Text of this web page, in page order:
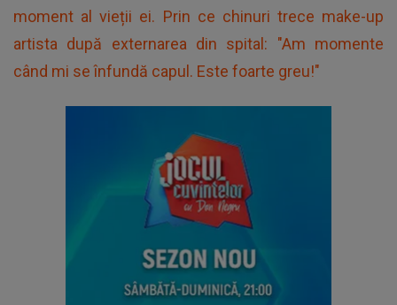
moment al vieții ei. Prin ce chinuri trece make-up
artista după externarea din spital: "Am momente
când mi se înfundă capul. Este foarte greu!"